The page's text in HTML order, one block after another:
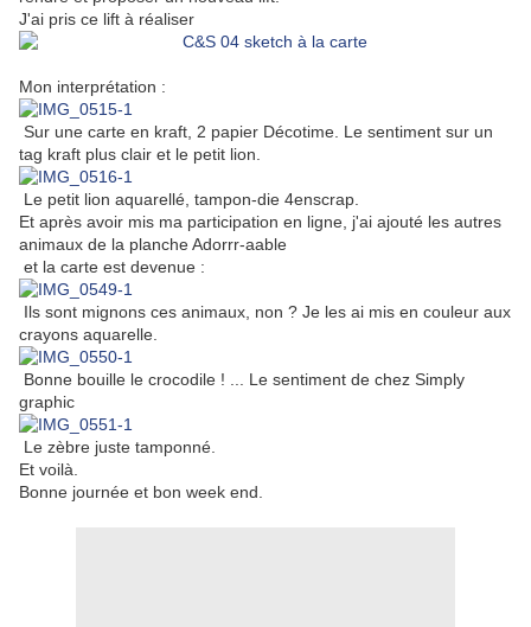
J'ai pris ce lift à réaliser
Mon interprétation :
Sur une carte en kraft, 2 papier Décotime. Le sentiment sur un
tag kraft plus clair et le petit lion.
Le petit lion aquarellé, tampon-die 4enscrap.
Et après avoir mis ma participation en ligne, j'ai ajouté les autres
animaux de la planche Adorrr-aable
et la carte est devenue :
Ils sont mignons ces animaux, non ? Je les ai mis en couleur aux
crayons aquarelle.
Bonne bouille le crocodile ! ... Le sentiment de chez Simply
graphic
Le zèbre juste tamponné.
Et voilà.
Bonne journée et bon week end.